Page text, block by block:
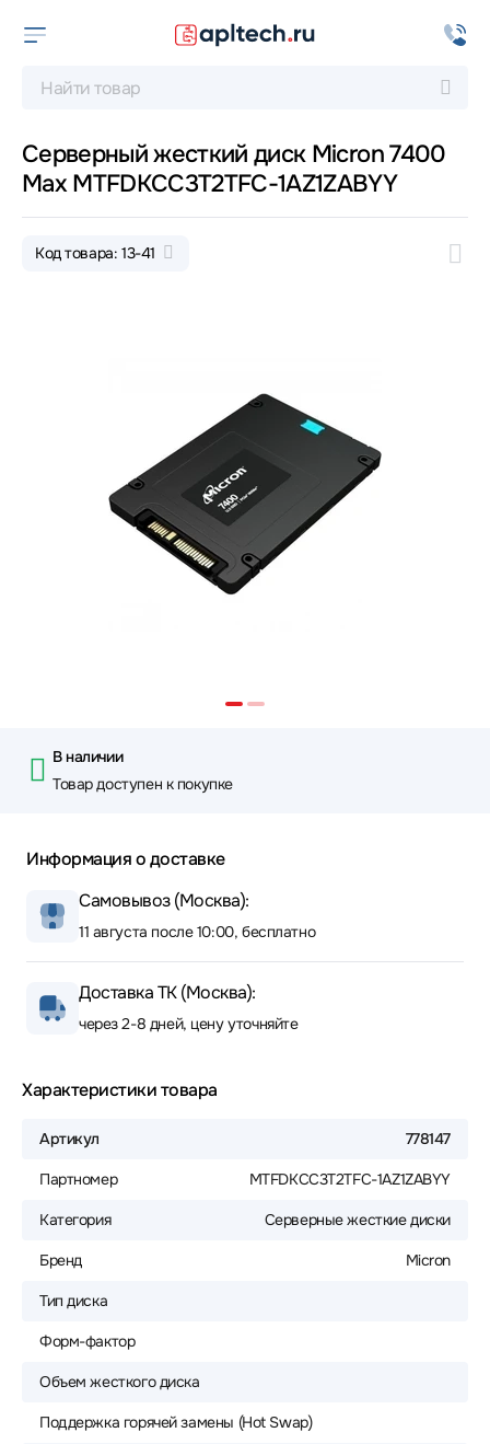
Серверный жесткий диск Micron 7400
Max MTFDKCC3T2TFC-1AZ1ZABYY
Код товара: 13-41
В наличии
Товар доступен к покупке
Информация о доставке
Самовывоз (Москва):
11 августа после 10:00, бесплатно
Доставка ТК (Москва):
через 2-8 дней, цену уточняйте
Характеристики товара
Артикул 778147
Партномер MTFDKCC3T2TFC-1AZ1ZABYY
Категория Серверные жесткие диски
Бренд Micron
Тип диска
Форм-фактор
Объем жесткого диска
Поддержка горячей замены (Hot Swap)